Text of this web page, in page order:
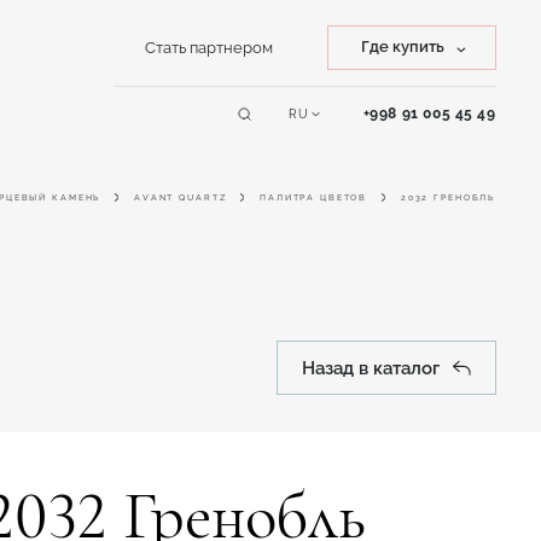
Online дизайнер
Стать партнером Где купить
RU +998 91 005 45 49
КАМЕНЬ AVANT QUARTZ ПАЛИТРА ЦВЕТОВ 2032 ГРЕНОБЛЬ
Назад в каталог
Гренобль